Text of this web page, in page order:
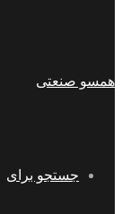
همسو صنعتی
جستجو برای